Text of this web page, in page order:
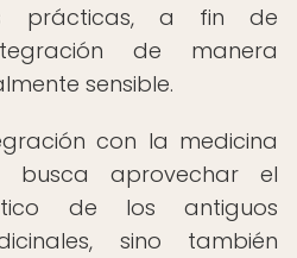
prácticas, a fin de
de manera
sensible.
con la medicina
busca aprovechar el
de los antiguos
sino también